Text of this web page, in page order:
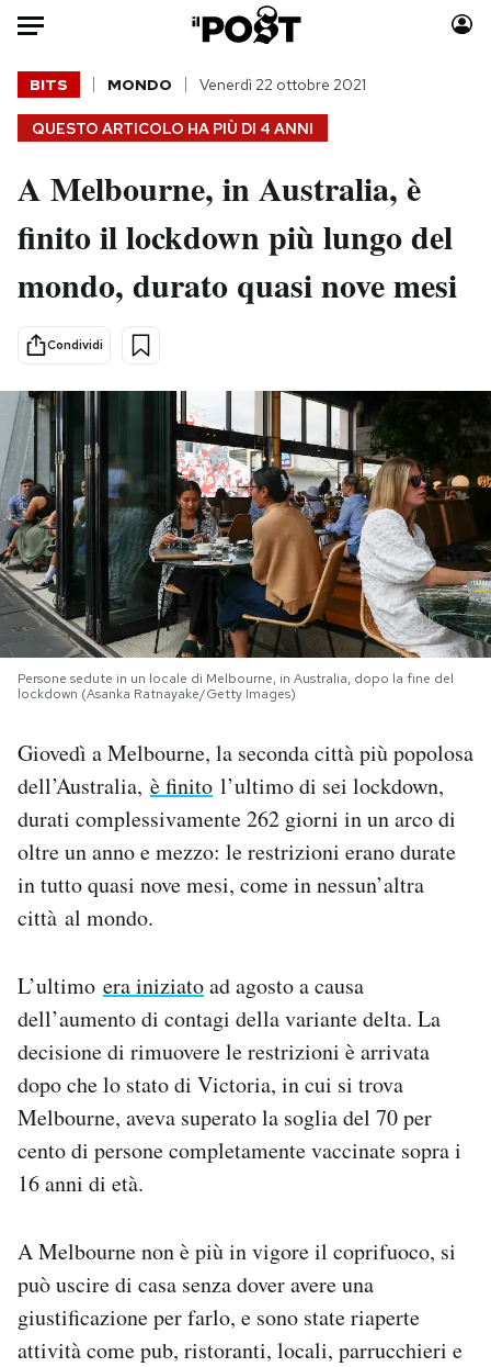
Auto
HOME
Italia
Politica
Tecnologia
Scienza
Economia
Moda
Consumismi
Storie/Idee
Altrecose
Mondiali calcio 2026
PODCAST
NEWSLETTER
I MIEI PREFERITI
SHOP
CALENDARIO
AREA PERSONALE
Notifiche mobile
Regala il Post
Hai bisogno di aiuto?
Esci
QUESTO ARTICOLO HA PIÙ DI 4 ANNI
BITS MONDO Venerdì 22 ottobre 2021
A Melbourne, in Australia, è
finito il lockdown più lungo del
mondo, durato quasi nove mesi
Condividi
Persone sedute in un locale di Melbourne, in Australia, dopo la fine del
lockdown (Asanka Ratnayake/Getty Images)
Giovedì a Melbourne, la seconda città più popolosa
dell’Australia, è finito l’ultimo di sei lockdown,
durati complessivamente 262 giorni in un arco di
oltre un anno e mezzo: le restrizioni erano durate
in tutto quasi nove mesi, come in nessun’altra
città al mondo.
L’ultimo era iniziatoad agosto a causa
dell’aumento di contagi della variante delta. La
decisione di rimuovere le restrizioni è arrivata
dopo che lo stato di Victoria, in cui si trova
Melbourne, aveva superato la soglia del 70 per
cento di persone completamente vaccinate sopra i
16 anni di età.
A Melbourne non è più in vigore il coprifuoco, si
può uscire di casa senza dover avere una
giustificazione per farlo, e sono state riaperte
attività come pub, ristoranti, locali, parrucchieri e